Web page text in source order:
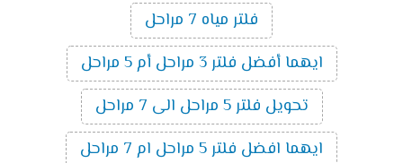
فلتر مياه 7 مراحل
ايهما أفضل فلتر 3 مراحل أم 5 مراحل
تحويل فلتر 5 مراحل الى 7 مراحل
ايهما افضل فلتر 5 مراحل ام 7 مراحل